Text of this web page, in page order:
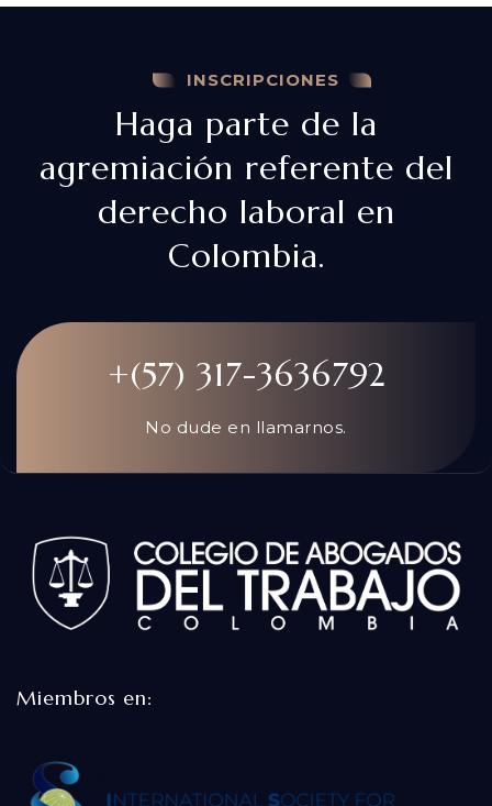
INSCRIPCIONES
Haga parte de la
agremiación referente del
derecho laboral en
Colombia.
+(57) 317-3636792
No dude en llamarnos.
Miembros en: